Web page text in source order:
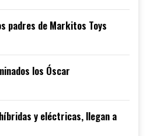
padres de Markitos Toys
los Óscar
y eléctricas, llegan a